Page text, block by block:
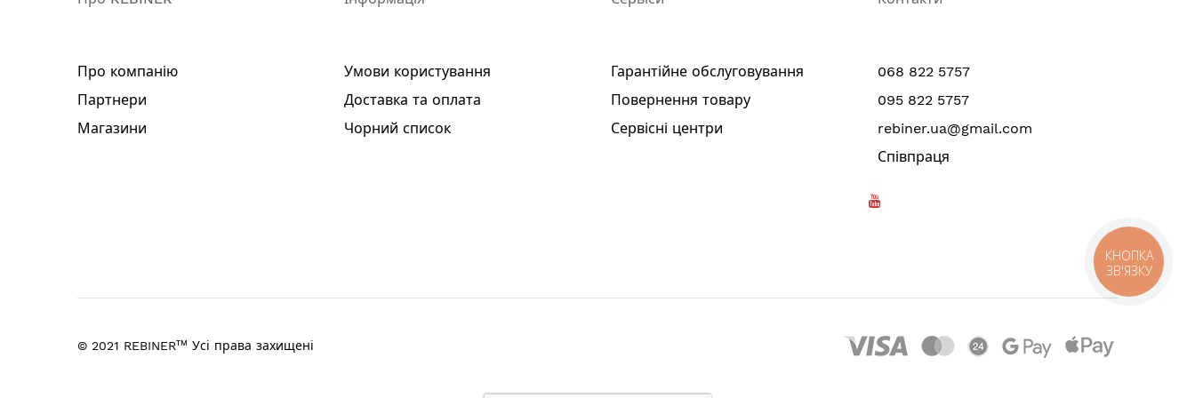
Акумулятор (2 шт)
Зарядний пристрій
Шина
Про компанію
Партнери
Магазини
Умови користування
Доставка та оплата
Чорний список
Гарантійне обслуговування
Повернення товару
Сервісні центри
068 822 5757
095 822 5757
rebiner.ua@gmail.com
Співпраця
© 2021 REBINERтм Усі права захищені
КНОПКА
ЗВ'ЯЗКУ